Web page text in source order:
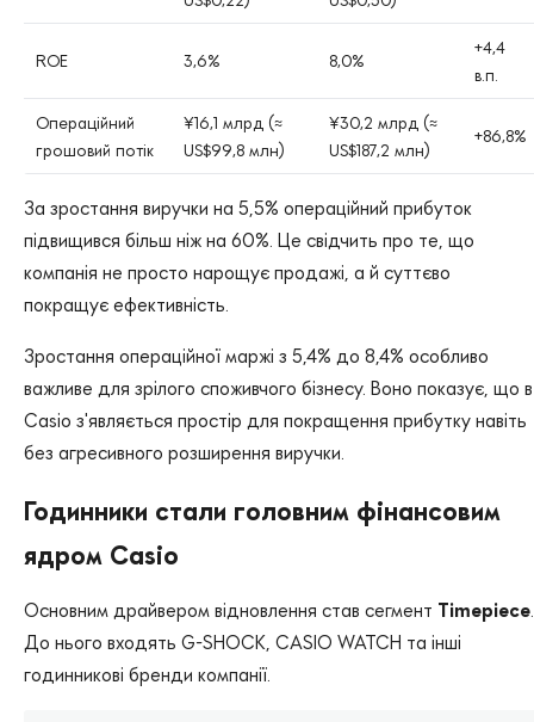
ROE 3,6% 8,0%
+4,4
в.п.
Операційний
грошовий потік
¥16,1 млрд (≈
US$99,8 млн)
¥30,2 млрд (≈
US$187,2 млн)
+86,8%
За зростання виручки на 5,5% операційний прибуток
підвищився більш ніж на 60%. Це свідчить про те, що
компанія не просто нарощує продажі, а й суттєво
покращує ефективність.
Зростання операційної маржі з 5,4% до 8,4% особливо
важливе для зрілого споживчого бізнесу. Воно показує, що в
Casio з'являється простір для покращення прибутку навіть
без агресивного розширення виручки.
Годинники стали головним фінансовим
ядром Casio
Основним драйвером відновлення став сегмент Timepiece.
До нього входять G-SHOCK, CASIO WATCH та інші
годинникові бренди компанії.